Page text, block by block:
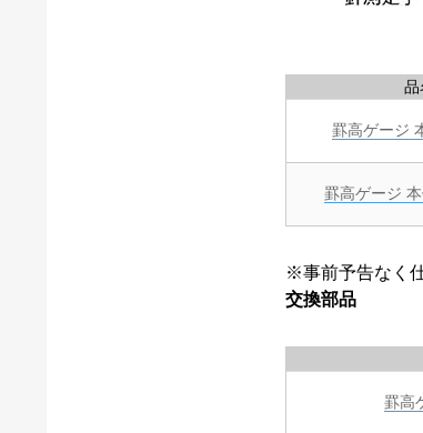
品
罫高ゲージ
罫高ゲージ
※事前予告なく
交換部品
罫高